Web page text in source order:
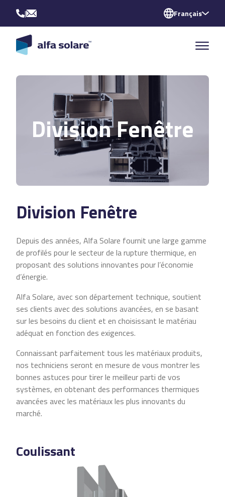
| Français
Division Fenêtre
Division Fenêtre
Depuis des années, Alfa Solare fournit une large gamme
de profilés pour le secteur de la rupture thermique, en
proposant des solutions innovantes pour l’économie
d’énergie.
Alfa Solare, avec son département technique, soutient
ses clients avec des solutions avancées, en se basant
sur les besoins du client et en choisissant le matériau
adéquat en fonction des exigences.
Connaissant parfaitement tous les matériaux produits,
nos techniciens seront en mesure de vous montrer les
bonnes astuces pour tirer le meilleur parti de vos
systèmes, en obtenant des performances thermiques
avancées avec les matériaux les plus innovants du
marché.
Coulissant